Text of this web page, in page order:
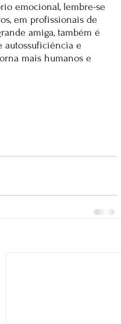
emocional, lembre-se
em profissionais de
amiga, também é
autossuficiência e
mais humanos e